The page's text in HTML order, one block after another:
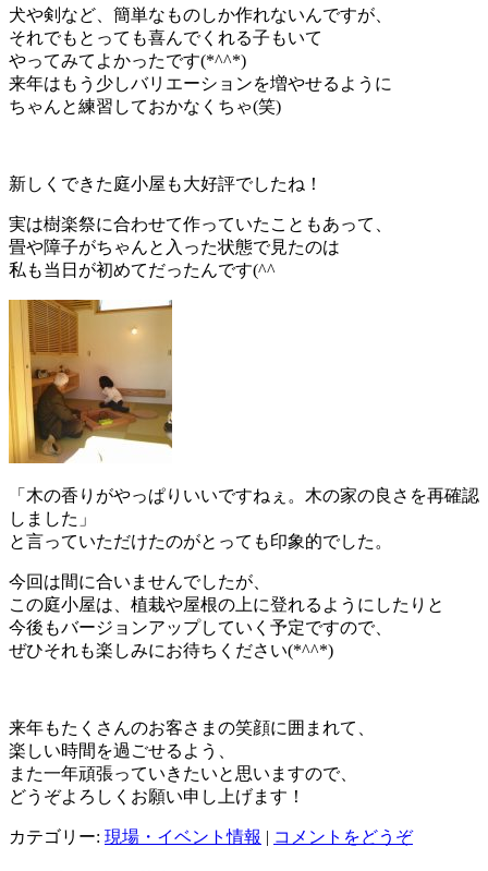
犬や剣など、簡単なものしか作れないんですが、
それでもとっても喜んでくれる子もいて
やってみてよかったです(*^^*)
来年はもう少しバリエーションを増やせるように
ちゃんと練習しておかなくちゃ(笑)
新しくできた庭小屋も大好評でしたね！
実は樹楽祭に合わせて作っていたこともあって、
畳や障子がちゃんと入った状態で見たのは
私も当日が初めてだったんです(^^ゞ
「木の香りがやっぱりいいですねぇ。木の家の良さを再確認
しました」
と言っていただけたのがとっても印象的でした。
今回は間に合いませんでしたが、
この庭小屋は、植栽や屋根の上に登れるようにしたりと
今後もバージョンアップしていく予定ですので、
ぜひそれも楽しみにお待ちください(*^^*)
来年もたくさんのお客さまの笑顔に囲まれて、
楽しい時間を過ごせるよう、
また一年頑張っていきたいと思いますので、
どうぞよろしくお願い申し上げます！
カテゴリー: 現場・イベント情報 | コメントをどうぞ